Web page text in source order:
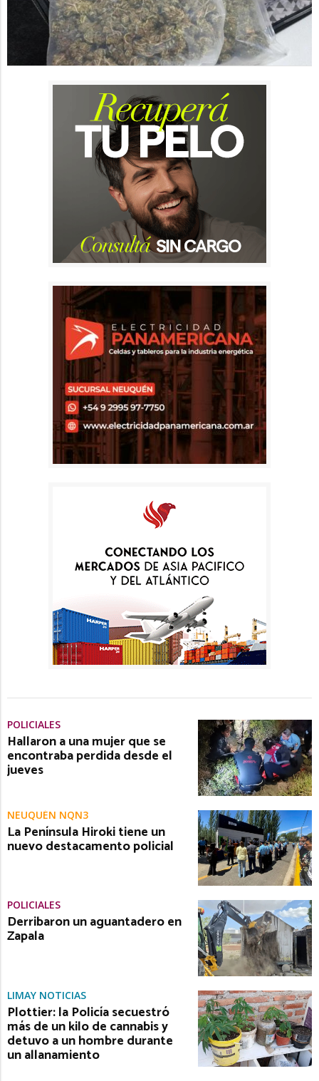
POLICIALES
Hallaron a una mujer que se
encontraba perdida desde el
jueves
NEUQUÉN NQN3
La Península Hiroki tiene un
nuevo destacamento policial
POLICIALES
Derribaron un aguantadero en
Zapala
LIMAY NOTICIAS
Plottier: la Policía secuestró
más de un kilo de cannabis y
detuvo a un hombre durante
un allanamiento